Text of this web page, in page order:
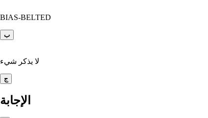
BIAS-BELTED
ب
لا يذكر شيء
ج
اﻹجابة